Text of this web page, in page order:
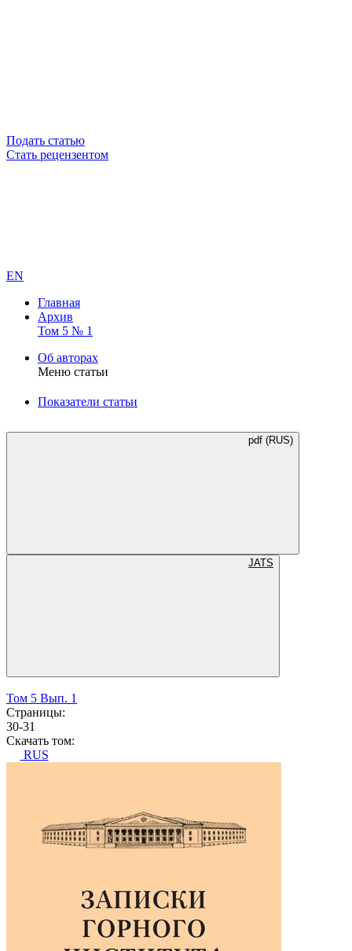
Подать статью
Стать рецензентом
EN
Главная
Архив
Том 5 № 1
Об авторах
Меню статьи
Показатели статьи
pdf (RUS)
JATS
Том 5 Вып. 1
Страницы:
30-31
Скачать том:
RUS